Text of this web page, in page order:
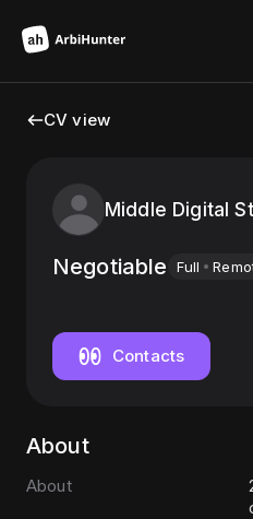
CV view
Middle Digital
Negotiable Full
Contacts
About
About